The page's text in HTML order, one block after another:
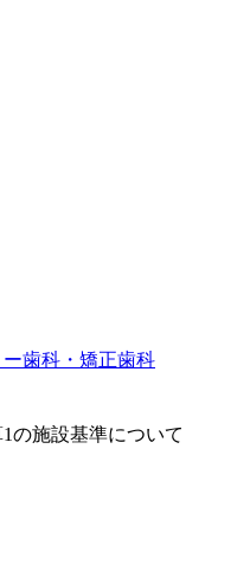
歯科・矯正歯科
の施設基準について